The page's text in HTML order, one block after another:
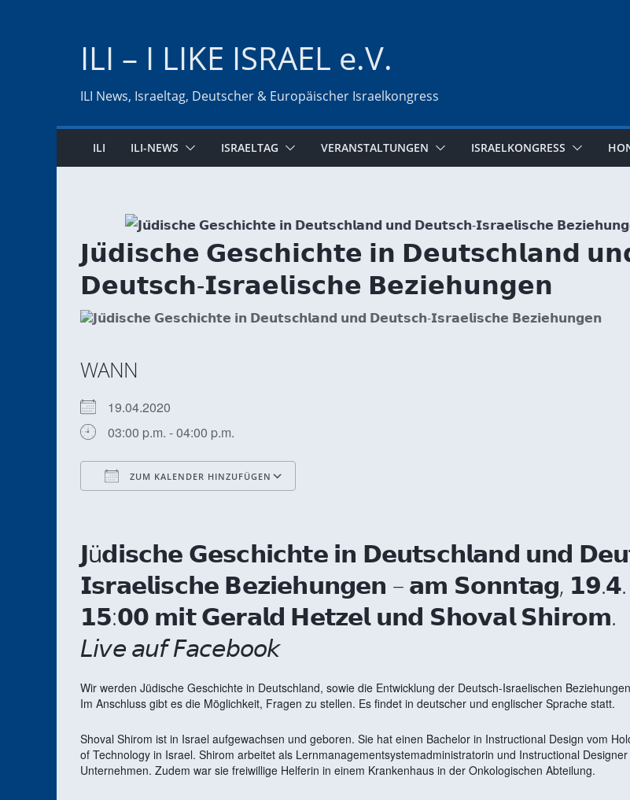
ILI – I LIKE ISRAEL e.V.
ILI News, Israeltag, Deutscher & Europäischer Israelkongress
ILI ILI-NEWS ISRAELTAG VERANSTALTUNGEN ISRAELKONGRESS
𝗝𝘂̈𝗱𝗶𝘀𝗰𝗵𝗲 𝗚𝗲𝘀𝗰𝗵𝗶𝗰𝗵𝘁𝗲 𝗶𝗻 𝗗𝗲𝘂𝘁𝘀𝗰𝗵𝗹𝗮𝗻𝗱
𝗗𝗲𝘂𝘁𝘀𝗰𝗵-𝗜𝘀𝗿𝗮𝗲𝗹𝗶𝘀𝗰𝗵𝗲 𝗕𝗲𝘇𝗶𝗲𝗵𝘂𝗻𝗴𝗲𝗻
WANN
19.04.2020
03:00 p.m. - 04:00 p.m.
ZUM KALENDER HINZUFÜGEN
𝗝ü𝗱𝗶𝘀𝗰𝗵𝗲 𝗚𝗲𝘀𝗰𝗵𝗶𝗰𝗵𝘁𝗲 𝗶𝗻 𝗗𝗲𝘂𝘁𝘀𝗰𝗵𝗹𝗮𝗻𝗱 𝘂𝗻𝗱
𝗜𝘀𝗿𝗮𝗲𝗹𝗶𝘀𝗰𝗵𝗲 𝗕𝗲𝘇𝗶𝗲𝗵𝘂𝗻𝗴𝗲𝗻 – 𝗮𝗺 𝗦𝗼𝗻𝗻𝘁𝗮𝗴,
𝟭𝟱:𝟬𝟬 𝗺𝗶𝘁 𝗚𝗲𝗿𝗮𝗹𝗱 𝗛𝗲𝘁𝘇𝗲𝗹 𝘂𝗻𝗱 𝗦𝗵𝗼𝘃𝗮𝗹 𝗦𝗵𝗶𝗿𝗼𝗺.
𝘓𝘪𝘷𝘦 𝘢𝘶𝘧 𝘍𝘢𝘤𝘦𝘣𝘰𝘰𝘬
Wir werden Jüdische Geschichte in Deutschland, sowie die Entwicklung der Deutsch-Israelischen
Im Anschluss gibt es die Möglichkeit, Fragen zu stellen. Es findet in deutscher und englischer Sprache statt.
Shoval Shirom ist in Israel aufgewachsen und geboren. Sie hat einen Bachelor in Instructional Design vom
of Technology in Israel. Shirom arbeitet als Lernmanagementsystemadministratorin und Instructional
Unternehmen. Zudem war sie freiwillige Helferin in einem Krankenhaus in der Onkologischen Abteilung.